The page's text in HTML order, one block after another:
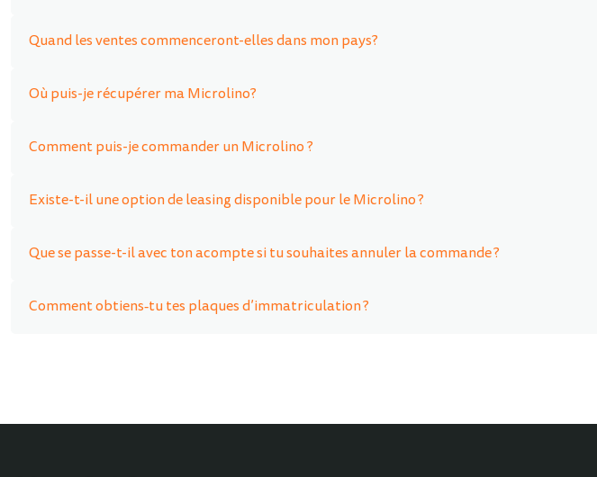
Quand les ventes commenceront-elles dans mon pays?
Où puis-je récupérer ma Microlino?
Comment puis-je commander un Microlino ?
Existe-t-il une option de leasing disponible pour le Microlino ?
Que se passe-t-il avec ton acompte si tu souhaites annuler la commande ?
Comment obtiens‑tu tes plaques d’immatriculation ?